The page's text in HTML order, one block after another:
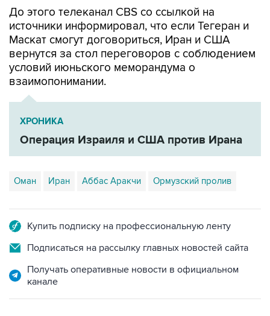
До этого телеканал CBS со ссылкой на
источники информировал, что если Тегеран и
Маскат смогут договориться, Иран и США
вернутся за стол переговоров с соблюдением
условий июньского меморандума о
взаимопонимании.
ХРОНИКА
Операция Израиля и США против Ирана
Оман Иран Аббас Аракчи Ормузский пролив
Купить подписку на профессиональную ленту
Подписаться на рассылку главных новостей сайта
Получать оперативные новости в официальном
канале